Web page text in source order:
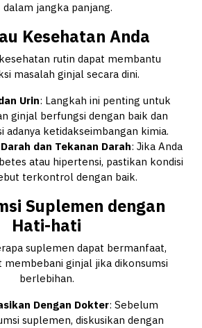
dalam jangka panjang.
Kesehatan Anda
rutin dapat membantu
masalah ginjal secara dini.
Urin: Langkah ini penting untuk
ginjal berfungsi dengan baik dan
adanya ketidakseimbangan kimia.
dan Tekanan Darah: Jika Anda
atau hipertensi, pastikan kondisi
terkontrol dengan baik.
Suplemen dengan
Hati-hati
suplemen dapat bermanfaat,
membebani ginjal jika dikonsumsi
berlebihan.
Dengan Dokter: Sebelum
suplemen, diskusikan dengan